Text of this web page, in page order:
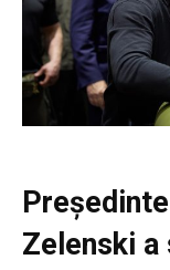
Zelenski a